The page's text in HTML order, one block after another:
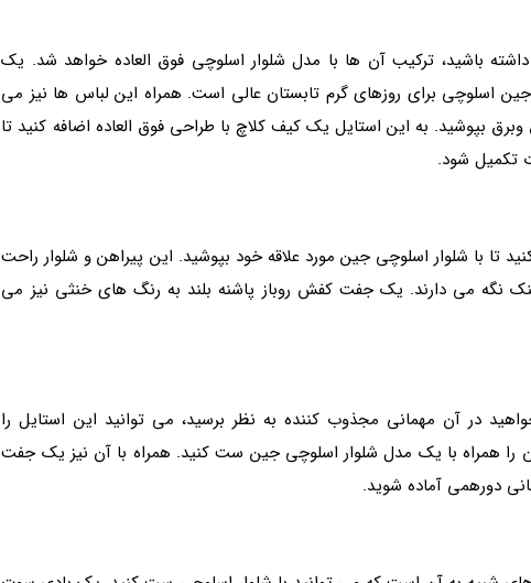
باشید، ترکیب آن ها با مدل شلوار اسلوچی فوق العاده خواهد شد. یک
جین اسلوچی برای روزهای گرم تابستان عالی است. همراه این لباس ها نیز می
بپوشید. به این استایل یک کیف کلاچ با طراحی فوق العاده اضافه کنید تا
تکمیل شود.
تا با شلوار اسلوچی جین مورد علاقه خود بپوشید. این پیراهن و شلوار راحت
نگه می دارند. یک جفت کفش روباز پاشنه بلند به رنگ های خنثی نیز می
در آن مهمانی مجذوب کننده به نظر برسید، می توانید این استایل را
را همراه با یک مدل شلوار اسلوچی جین ست کنید. همراه با آن نیز یک جفت
دورهمی آماده شوید.